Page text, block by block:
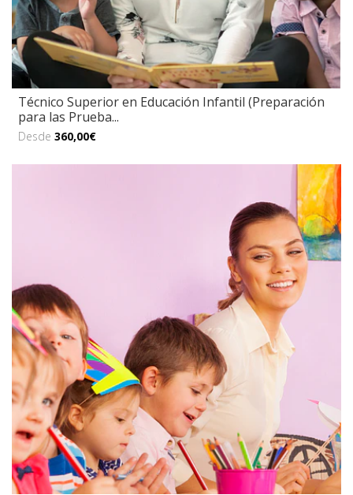
Técnico Superior en Educación Infantil (Preparación
para las Prueba...
Desde 360,00€